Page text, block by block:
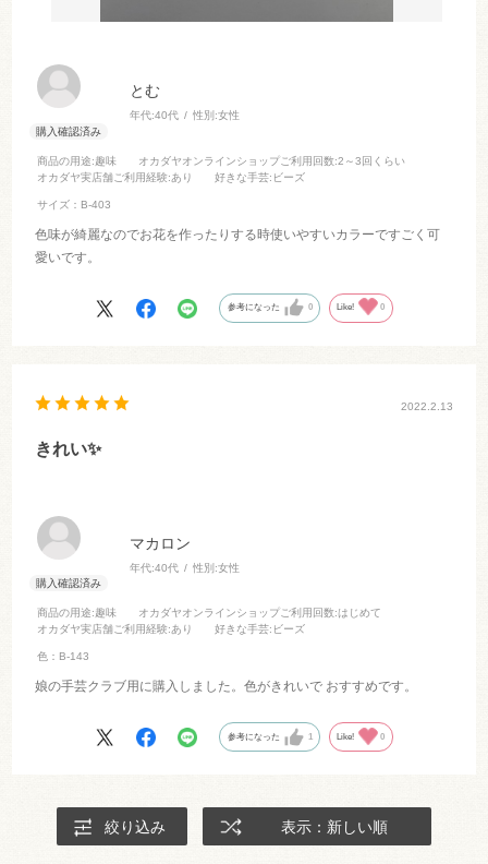
とむ
年代:40代 性別:女性
商品の用途:趣味 オカダヤオンラインショップご利用回数:2～3回くらい
オカダヤ実店舗ご利用経験:あり 好きな手芸:ビーズ
サイズ：B-403
色味が綺麗なのでお花を作ったりする時使いやすいカラーですごく可
愛いです。
参考になった 0 Like! 0
マカロン
年代:40代 性別:女性
商品の用途:趣味 オカダヤオンラインショップご利用回数:はじめて
オカダヤ実店舗ご利用経験:あり 好きな手芸:ビーズ
色：B-143
2022.2.13
きれい✨
娘の手芸クラブ用に購入しました。色がきれいで おすすめです。
参考になった 1 Like! 0
絞り込み 表示：新しい順